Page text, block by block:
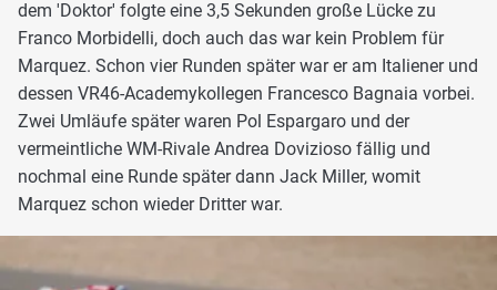
dem 'Doktor' folgte eine 3,5 Sekunden große Lücke zu
Franco Morbidelli, doch auch das war kein Problem für
Marquez. Schon vier Runden später war er am Italiener und
dessen VR46-Academykollegen Francesco Bagnaia vorbei.
Zwei Umläufe später waren Pol Espargaro und der
vermeintliche WM-Rivale Andrea Dovizioso fällig und
nochmal eine Runde später dann Jack Miller, womit
Marquez schon wieder Dritter war.